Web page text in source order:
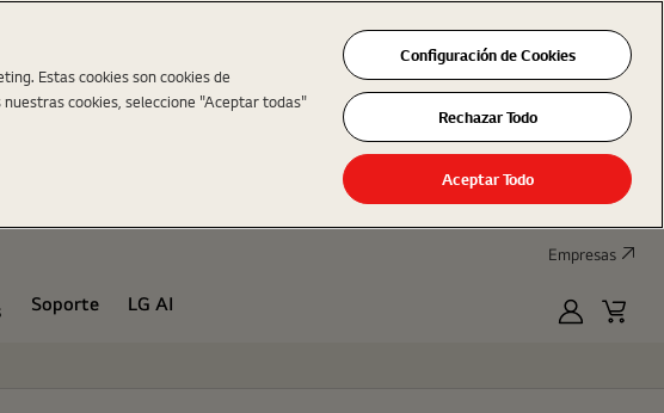
Empresas
Soporte
LG AI
MyLGCart
Estas cookies son cookies de
cookies, seleccione "Aceptar todas"
Configuración de Cookies
Rechazar Todo
Aceptar Todo